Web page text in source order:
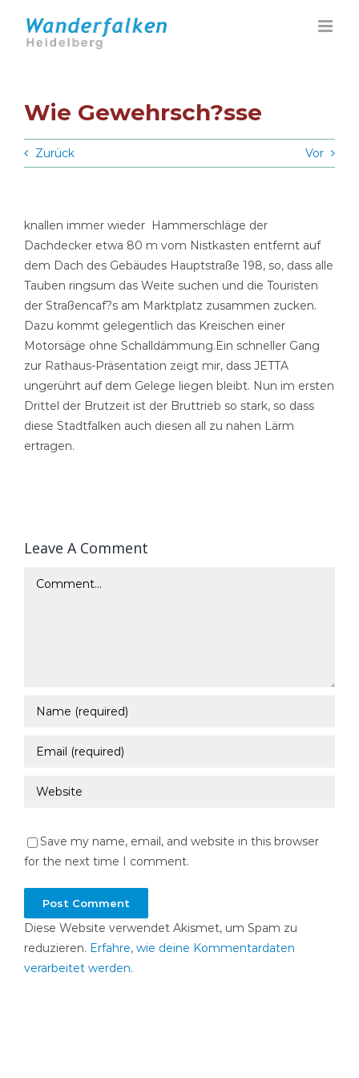
Inhalt
springen
Wie Gewehrsch?sse
Zurück Vor
knallen immer wieder Hammerschläge der
Dachdecker etwa 80 m vom Nistkasten entfernt auf
dem Dach des Gebäudes Hauptstraße 198, so, dass alle
Tauben ringsum das Weite suchen und die Touristen
der Straßencaf?s am Marktplatz zusammen zucken.
Dazu kommt gelegentlich das Kreischen einer
Motorsäge ohne Schalldämmung.Ein schneller Gang
zur Rathaus-Präsentation zeigt mir, dass JETTA
ungerührt auf dem Gelege liegen bleibt. Nun im ersten
Drittel der Brutzeit ist der Bruttrieb so stark, so dass
diese Stadtfalken auch diesen all zu nahen Lärm
ertragen.
Leave A Comment
Comment
Save my name, email, and website in this browser
for the next time I comment.
Diese Website verwendet Akismet, um Spam zu
reduzieren. Erfahre, wie deine Kommentardaten
verarbeitet werden.